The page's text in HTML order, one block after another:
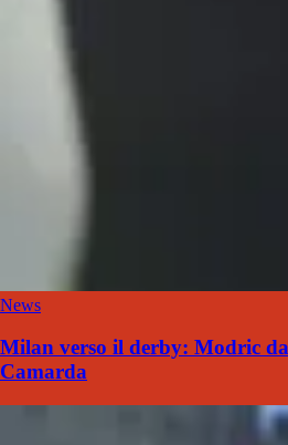
News
Milan verso il derby: Modric
Camarda